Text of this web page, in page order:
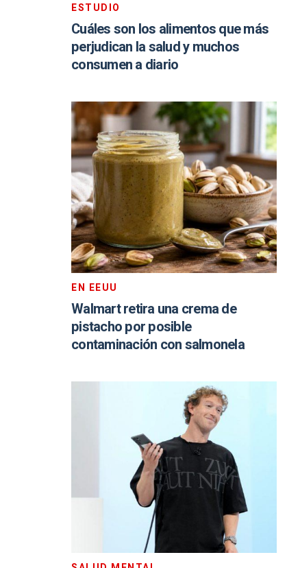
ESTUDIO
Cuáles son los alimentos que más
perjudican la salud y muchos
consumen a diario
EN EEUU
Walmart retira una crema de
pistacho por posible
contaminación con salmonela